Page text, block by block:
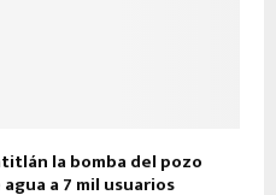
la bomba del pozo
a 7 mil usuarios